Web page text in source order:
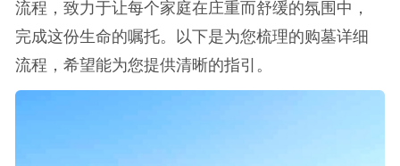
流程，致力于让每个家庭在庄重而舒缓的氛围中，
完成这份生命的嘱托。以下是为您梳理的购墓详细
流程，希望能为您提供清晰的指引。